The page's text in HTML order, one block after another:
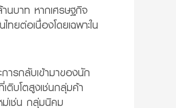
นบาท หากเศรษฐกิจ
ยต่อเนื่องโดยเฉพาะใน
ารกลับเข้ามาของนัก
ติบโตสูงเช่นกลุ่มค้า
ม่เช่น กลุ่มนิคม